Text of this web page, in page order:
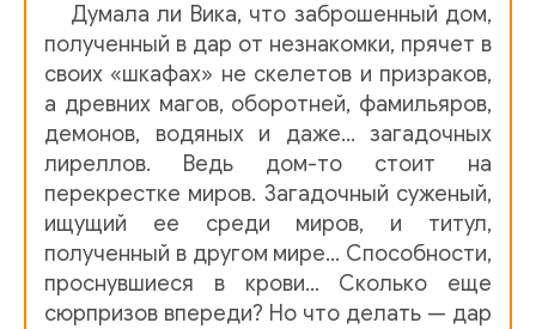
05-0_DOM-1
05-1_DOM-1
06-0_DOM-1
06-1_DOM-1
07-0_DOM-1
07-1_DOM-1
08-0_DOM-1
Думала ли Вика, что заброшенный дом,
полученный в дар от незнакомки, прячет в
своих «шкафах» не скелетов и призраков,
а древних магов, оборотней, фамильяров,
демонов, водяных и даже… загадочных
лиреллов. Ведь дом-то стоит на
перекрестке миров. Загадочный суженый,
ищущий ее среди миров, и титул,
полученный в другом мире… Способности,
проснувшиеся в крови… Сколько еще
сюрпризов впереди? Но что делать — дар